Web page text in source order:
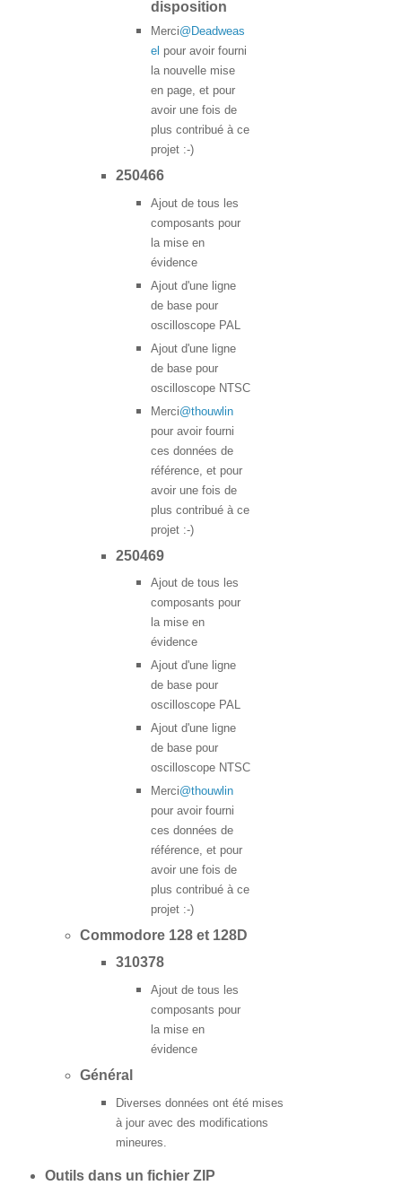
disposition
Merci@Deadweas
el pour avoir fourni
la nouvelle mise
en page, et pour
avoir une fois de
plus contribué à ce
projet :-)
250466
Ajout de tous les
composants pour
la mise en
évidence
Ajout d'une ligne
de base pour
oscilloscope PAL
Ajout d'une ligne
de base pour
oscilloscope NTSC
Merci@thouwlin
pour avoir fourni
ces données de
référence, et pour
avoir une fois de
plus contribué à ce
projet :-)
250469
Ajout de tous les
composants pour
la mise en
évidence
Ajout d'une ligne
de base pour
oscilloscope PAL
Ajout d'une ligne
de base pour
oscilloscope NTSC
Merci@thouwlin
pour avoir fourni
ces données de
référence, et pour
avoir une fois de
plus contribué à ce
projet :-)
Commodore 128 et 128D
310378
Ajout de tous les
composants pour
la mise en
évidence
Général
Diverses données ont été mises
à jour avec des modifications
mineures.
Outils dans un fichier ZIP